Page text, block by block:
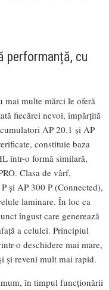
performanță, cu
mai multe mărci le oferă
fiecărei nevoi, împărțită
AP 20.1 și AP
constituie baza
într-o formă similară,
Clasa de vârf,
și AP 300 P (Connected),
laminare. În loc ca
îngust care generează
a celulei. Principiul
o deschidere mai mare,
și reveni mult mai rapid.
în timpul funcționării